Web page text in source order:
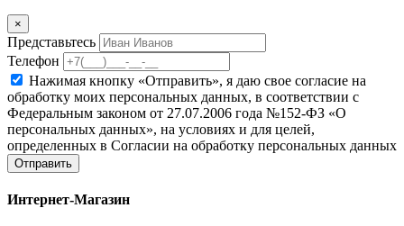
×
Представьтесь
Телефон
Нажимая кнопку «Отправить», я даю свое согласие на
обработку моих персональных данных, в соответствии с
Федеральным законом от 27.07.2006 года №152-ФЗ «О
персональных данных», на условиях и для целей,
определенных в Согласии на обработку персональных данных
Отправить
Интернет-Магазин